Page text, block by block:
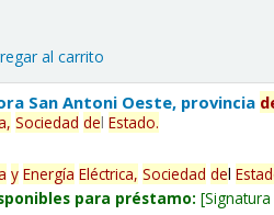
al carrito
San Antoni Oeste, provincia
Sociedad delEstado.
y Energía Eléctrica, Sociedad del
para préstamo: